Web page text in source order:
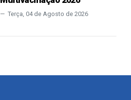
Terça, 04 de Agosto de 2026